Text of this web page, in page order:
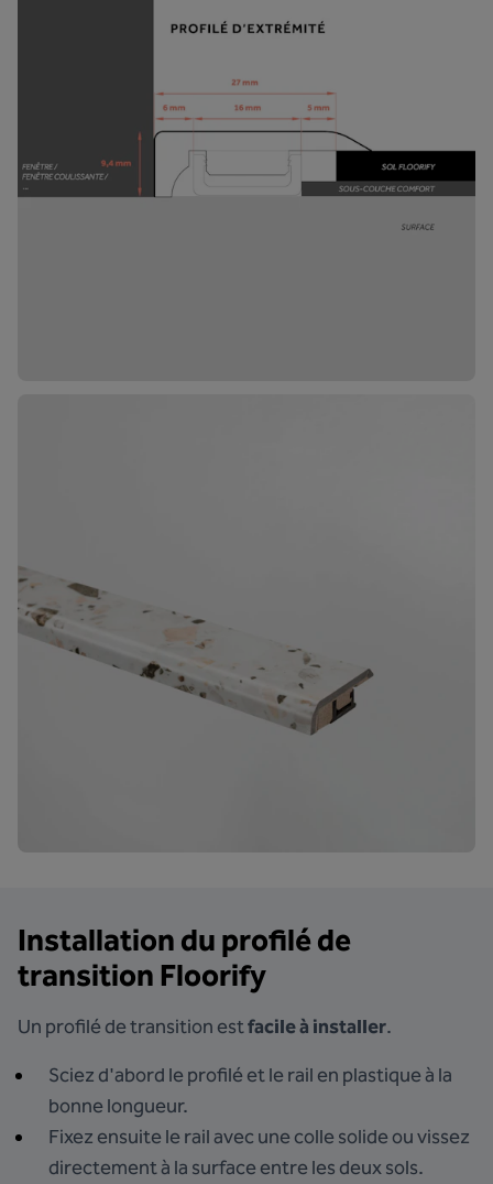
Installation du profilé de
transition Floorify
Un profilé de transition estfacile à installer.
Sciez d'abord le profilé et le rail en plastique à la
bonne longueur.
Fixez ensuite le rail avec une colle solide ou vissez
directement à la surface entre les deux sols.